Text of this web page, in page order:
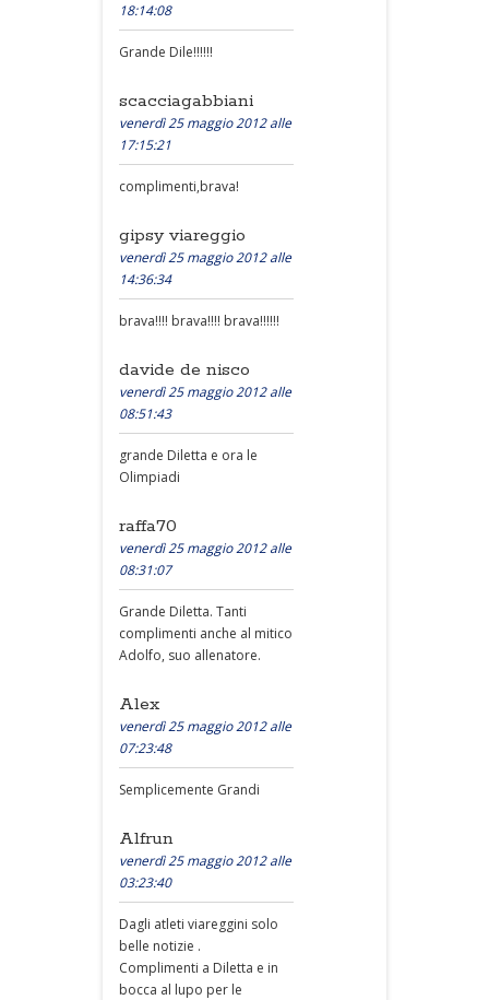
18:14:08
Grande Dile!!!!!!
scacciagabbiani
venerdì 25 maggio 2012 alle
17:15:21
complimenti,brava!
gipsy viareggio
venerdì 25 maggio 2012 alle
14:36:34
brava!!!! brava!!!! brava!!!!!!
davide de nisco
venerdì 25 maggio 2012 alle
08:51:43
grande Diletta e ora le
Olimpiadi
raffa70
venerdì 25 maggio 2012 alle
08:31:07
Grande Diletta. Tanti
complimenti anche al mitico
Adolfo, suo allenatore.
Alex
venerdì 25 maggio 2012 alle
07:23:48
Semplicemente Grandi
Alfrun
venerdì 25 maggio 2012 alle
03:23:40
Dagli atleti viareggini solo
belle notizie .
Complimenti a Diletta e in
bocca al lupo per le